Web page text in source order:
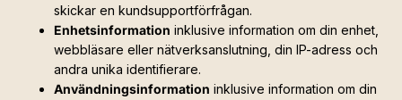
skickar en kundsupportförfrågan.
Enhetsinformation inklusive information om din enhet,
webbläsare eller nätverksanslutning, din IP-adress och
andra unika identifierare.
Användningsinformation inklusive information om din